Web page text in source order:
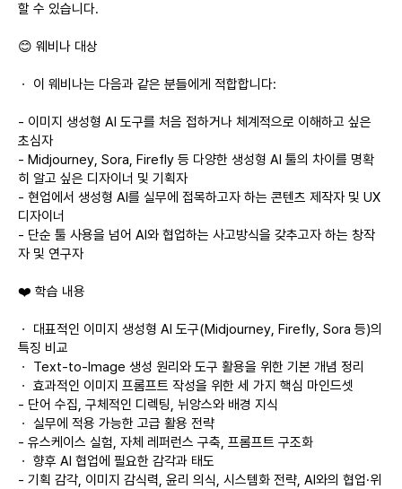
할 수 있습니다.
😊 웨비나 대상
ㆍ 이 웨비나는 다음과 같은 분들에게 적합합니다:
- 이미지 생성형 AI 도구를 처음 접하거나 체계적으로 이해하고 싶은
초심자
- Midjourney, Sora, Firefly 등 다양한 생성형 AI 툴의 차이를 명확
히 알고 싶은 디자이너 및 기획자
- 현업에서 생성형 AI를 실무에 접목하고자 하는 콘텐츠 제작자 및 UX
디자이너
- 단순 툴 사용을 넘어 AI와 협업하는 사고방식을 갖추고자 하는 창작
자 및 연구자
❤️ 학습 내용
ㆍ 대표적인 이미지 생성형 AI 도구(Midjourney, Firefly, Sora 등)의
특징 비교
ㆍ Text-to-Image 생성 원리와 도구 활용을 위한 기본 개념 정리
ㆍ 효과적인 이미지 프롬프트 작성을 위한 세 가지 핵심 마인드셋
- 단어 수집, 구체적인 디렉팅, 뉘앙스와 배경 지식
ㆍ 실무에 적용 가능한 고급 활용 전략
- 유스케이스 실험, 자체 레퍼런스 구축, 프롬프트 구조화
ㆍ 향후 AI 협업에 필요한 감각과 태도
- 기획 감각, 이미지 감식력, 윤리 의식, 시스템화 전략, AI와의 협업·위